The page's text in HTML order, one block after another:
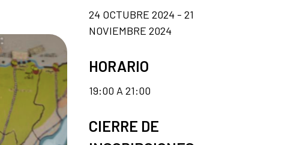
24 OCTUBRE 2024 - 21
NOVIEMBRE 2024
HORARIO
19:00 A 21:00
CIERRE DE